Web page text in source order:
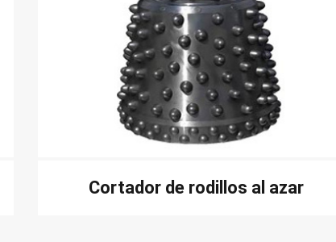
Cortador de rodillos al azar